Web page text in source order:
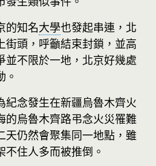
的知名大學也發起串連，北
街頭，呼籲結束封鎖，並高
並不限於一地，北京好幾處
。
紀念發生在新疆烏魯木齊火
的烏魯木齊路弔念火災罹難
天仍然會聚集同一地點，雖
住人多而被推倒。